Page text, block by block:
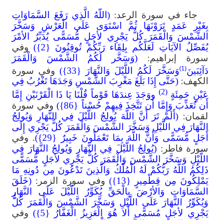
جاء في سورة الرعد: (اللّهُ الَّذِي رَفَعَ السَّمَاوَاتِ
بِغَيْرِ عَمَدٍ تَرَوْنَهَا ثُمَّ اسْتَوَى عَلَى الْعَرْشِ وَسَخَّرَ
الشَّمْسَ وَالْقَمَرَ كُلٌّ يَجْرِي لأجَلٍ مُّسَمًّى يُدَبِّرُ الأمْرَ
يُفَصِّلُ الآيَاتِ لَعَلَّكُم بِلِقَاء رَبِّكُمْ تُوقِنُونَ {2})
وفي
سورة إبراهيم:
(وَسَخَّر لَكُمُ الشَّمْسَ وَالْقَمَرَ
دَآئِبَينَ(1) وَسَخَّرَ لَكُمُ اللَّيْلَ وَالنَّهَارَ {33})
وفي سورة
الكهف: (حَتَّى إِذَا بَلَغَ مَغْرِبَ الشَّمْسِ وَجَدَهَا تَغْرُبُ فِي
عَيْنٍ حَمِئَةٍ (2)
ووَجَدَ عِندَهَا قَوْماً قُلْنَا يَا ذَا الْقَرْنَيْنِ إِمَّا
أَن تُعَذِّبَ وَإِمَّا أَن تَتَّخِذَ فِيهِمْ حُسْناً {86})
وفي سورة
لقمان: (أَلَمْ تَرَ أَنَّ اللَّهَ يُولِجُ اللَّيْلَ فِي النَّهَارِ وَيُولِجُ
النَّهَارَ فِي اللَّيْلِ وَسَخَّرَ الشَّمْسَ وَالْقَمَرَ كُلٌّ يَجْرِي إِلَى
أَجَلٍ مُّسَمًّى وَأَنَّ اللَّهَ بِمَا تَعْمَلُونَ خَبِيرٌ {29}).
وفي
سورة فاطر: (يُولِجُ اللَّيْلَ فِي النَّهَارِ وَيُولِجُ النَّهَارَ فِي
اللَّيْلِ وَسَخَّرَ الشَّمْسَ وَالْقَمَرَ كُلٌّ يَجْرِي لأجَلٍ مُّسَمًّى
ذَلِكُمُ اللَّهُ رَبُّكُمْ لَهُ الْمُلْكُ وَالَّذِينَ تَدْعُونَ مِن دُونِهِ مَا
يَمْلِكُونَ مِن قِطْمِيرٍ {13})
وفي سورة الزمر: (خَلَقَ
السَّمَاوَاتِ وَالأرْضَ بِالْحَقِّ يُكَوِّرُ اللَّيْلَ عَلَى النَّهَارِ
وَيُكَوِّرُ النَّهَارَ عَلَى اللَّيْلِ وَسَخَّرَ الشَّمْسَ وَالْقَمَرَ كُلٌّ
يَجْرِي لأجَلٍ مُسَمًّى أَلا هُوَ الْعَزِيزُ الْغَفَّارُ {5})
وفي